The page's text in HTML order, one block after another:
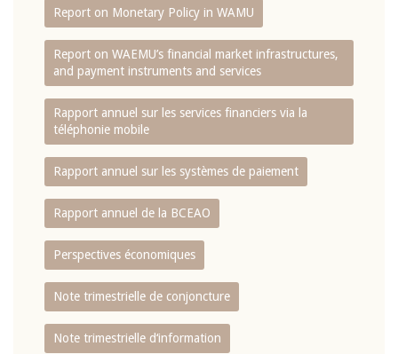
Report on Monetary Policy in WAMU
Report on WAEMU’s financial market infrastructures,
and payment instruments and services
Rapport annuel sur les services financiers via la
téléphonie mobile
Rapport annuel sur les systèmes de paiement
Rapport annuel de la BCEAO
Perspectives économiques
Note trimestrielle de conjoncture
Note trimestrielle d‘information